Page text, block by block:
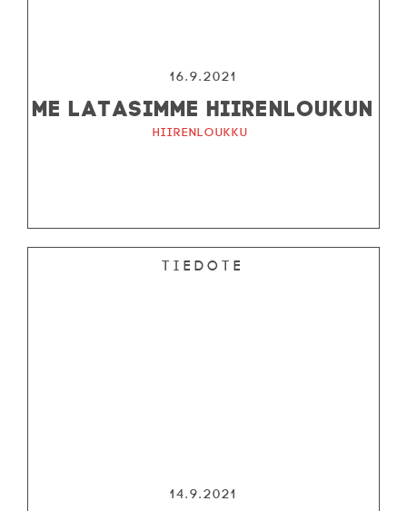
16.9.2021
ME LATASIMME HIIRENLOUKUN
Hiirenloukku
Tiedote
14.9.2021